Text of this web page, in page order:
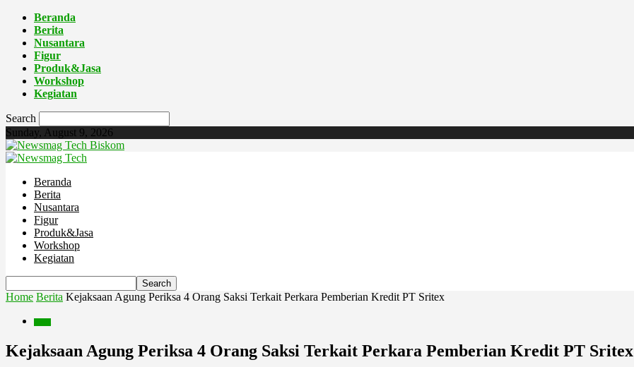
Beranda
Berita
Nusantara
Figur
Produk&Jasa
Workshop
Kegiatan
Search
Sunday, August 9, 2026
Biskom
Beranda
Berita
Nusantara
Figur
Produk&Jasa
Workshop
Kegiatan
Home Berita Kejaksaan Agung Periksa 4 Orang Saksi Terkait Perkara Pemberian Kredit PT Sritex
Kejaksaan Agung Periksa 4 Orang Saksi Terkait Perkara Pemberian Kredit PT Sritex